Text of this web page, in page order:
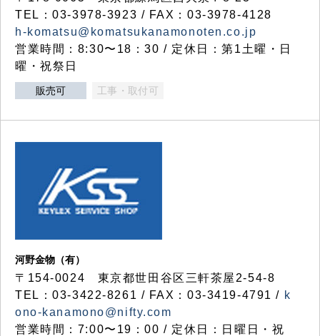
TEL：03-3978-3923 / FAX：03-3978-4128
h-komatsu@komatsukanamonoten.co.jp
営業時間：8:30〜18：30 / 定休日：第1土曜・日
曜・祝祭日
販売可 工事・取付可
河野金物（有）
〒154-0024 東京都世田谷区三軒茶屋2-54-8
TEL：03-3422-8261 / FAX：03-3419-4791 / k
ono-kanamono@nifty.com
営業時間：7:00〜19：00 / 定休日：日曜日・祝